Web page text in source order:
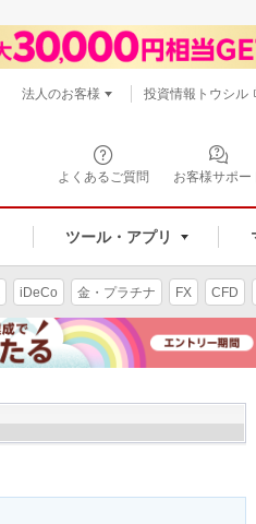
よくあるご質問 お客様サポー
ツール・アプリ
法人のお客様 投資情報トウシル
iDeCo 金・プラチナ FX CFD